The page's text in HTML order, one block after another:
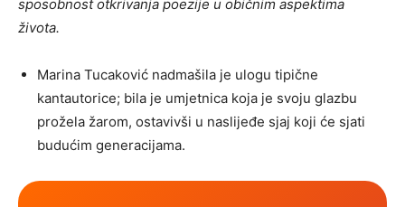
sposobnost otkrivanja poezije u običnim aspektima
života.
Marina Tucaković nadmašila je ulogu tipične
kantautorice; bila je umjetnica koja je svoju glazbu
prožela žarom, ostavivši u naslijeđe sjaj koji će sjati
budućim generacijama.